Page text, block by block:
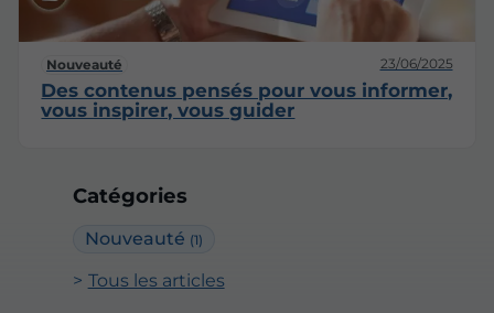
Catégories
Nouveauté (1)
Tous les articles
Nouveauté 23/06/2025
Des contenus pensés pour vous informer,
vous inspirer, vous guider